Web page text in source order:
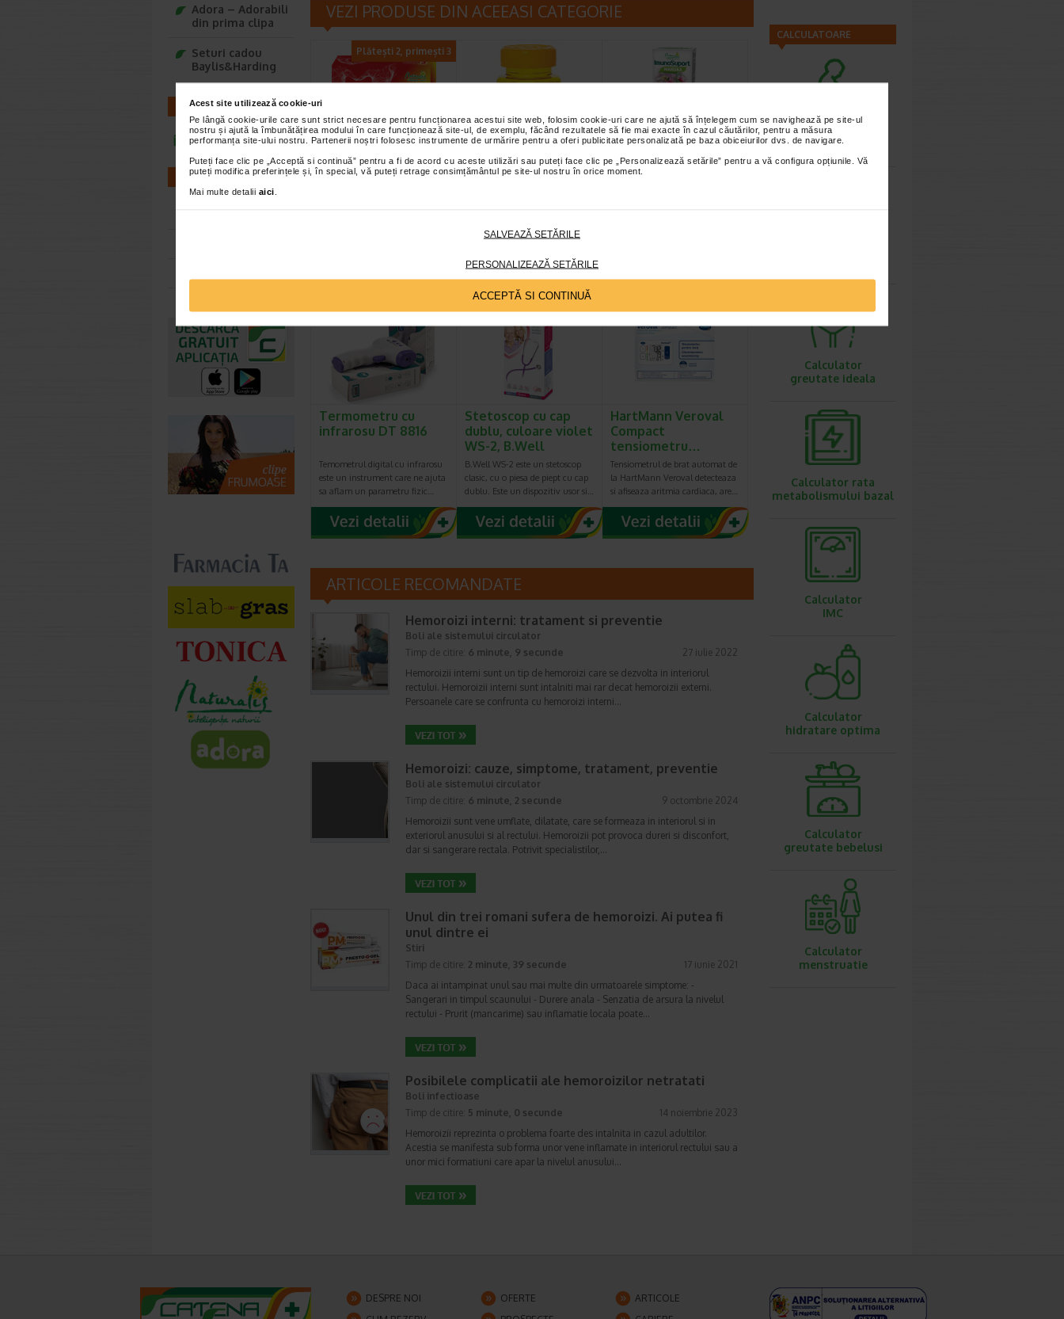
Acest site utilizează cookie-uri
Pe lângă cookie-urile care sunt strict necesare pentru funcționarea acestui site web, folosim cookie-uri care ne ajută să înțelegem cum se navighează pe site-ul
nostru și ajută la îmbunătățirea modului în care funcționează site-ul, de exemplu, făcând rezultatele să fie mai exacte în cazul căutărilor, pentru a măsura
performanța site-ului nostru. Partenerii noștri folosesc instrumente de urmărire pentru a oferi publicitate personalizată pe baza obiceiurilor dvs. de navigare.
Puteți face clic pe „Acceptă si continuă” pentru a fi de acord cu aceste utilizări sau puteți face clic pe „Personalizează setările” pentru a vă configura opțiunile. Vă
puteți modifica preferințele și, în special, vă puteți retrage consimțământul pe site-ul nostru în orice moment.
Mai multe detalii aici
SALVEAZĂ SETĂRILE
PERSONALIZEAZĂ SETĂRILE
ACCEPTĂ SI CONTINUĂ
VEZI PRODUSE DIN ACEEASI CATEGORIE
Plătești 2, primești 3
Coenzima Q10 +
Omega 3, 30
Imunovit gummy, 30
jeleuri fara zahar,
supliment alimentar sub forma
de jeleuri, fara zahar, creat…
ImunoSuport
Termometru cu
infrarosu DT 8816
Temometrul digital cu infrarosu
este un instrument care ne ajuta
sa aflam un parametru fizic…
Stetoscop cu cap
dublu, culoare violet
WS-2, B.Well
B.Well WS-2 este un stetoscop
clasic, cu o piesa de piept cu cap
dublu. Este un dispozitiv usor si…
HartMann Veroval
Compact
tensiometru…
Tensiometrul de brat automat de
la HartMann Veroval detecteaza
si afiseaza aritmia cardiaca, are…
ARTICOLE RECOMANDATE
Hemoroizi interni: tratament si preventie
Boli ale sistemului circulator
Timp de citire: 6 minute, 9 secunde
27 iulie 2022
Hemoroizii interni sunt un tip de hemoroizi care se dezvolta in interiorul
rectului. Hemoroizii interni sunt intalniti mai rar decat hemoroizii externi.
Persoanele care se confrunta cu hemoroizi interni…
Hemoroizi: cauze, simptome, tratament, preventie
Boli ale sistemului circulator
Timp de citire: 6 minute, 2 secunde
9 octombrie 2024
Hemoroizii sunt vene umflate, dilatate, care se formeaza in interiorul si in
exteriorul anusului si al rectului. Hemoroizii pot provoca dureri si disconfort,
dar si sangerare rectala. Potrivit specialistilor,…
Unul din trei romani sufera de hemoroizi. Ai putea fi
unul dintre ei
Stiri
Timp de citire: 2 minute, 39 secunde
17 iunie 2021
Daca ai intampinat unul sau mai multe din urmatoarele simptome: -
Sangerari in timpul scaunului - Durere anala - Senzatia de arsura la nivelul
rectului - Prurit (mancarime) sau inflamatie locala poate…
Posibilele complicatii ale hemoroizilor netratati
Boli infectioase
Timp de citire: 5 minute, 0 secunde
14 noiembrie 2023
Hemoroizii reprezinta o problema foarte des intalnita in cazul adultilor.
Acestia se manifesta sub forma unor vene inflamate in interiorul rectului sau a
unor mici formatiuni care apar la nivelul anusului…
Adora – Adorabili
din prima clipa
Seturi cadou
Baylis&Harding
CONTACT
infoline@catena.ro
FARMACII
CALCULATOARE
Calculator
sarcina
Calculator
greutate ideala
Calculator rata
metabolismului bazal
Calculator
IMC
Calculator
hidratare optima
Calculator
greutate bebelusi
Calculator
menstruatie
DESPRE NOI OFERTE
ARTICOLE